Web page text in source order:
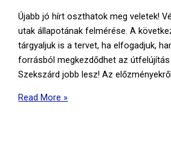
támogatást,
fejlesztéseket,
munkahelyeket
Újabb jó hírt oszthatok meg veletek!
utak állapotának felmérése. A
tárgyaljuk is a tervet, ha elfogadjuk,
forrásból megkezdődhet az
Szekszárd jobb lesz! Az
Hamarosan
Read More »